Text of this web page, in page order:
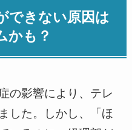
できない原因は
かも？
の影響により、テレ
した。しかし、「ほ